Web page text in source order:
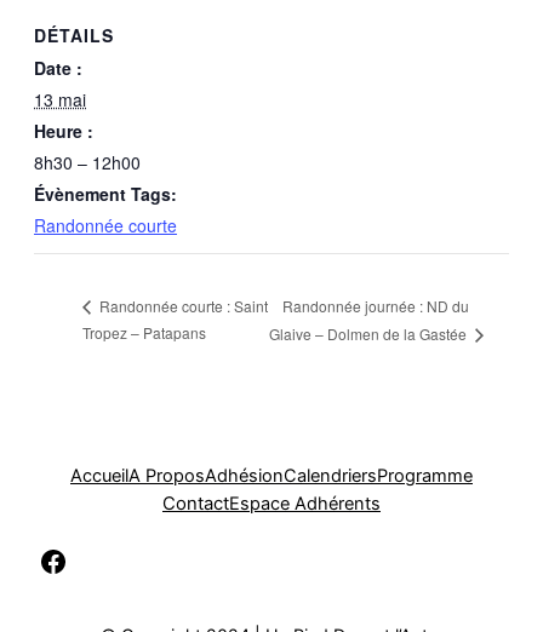
DÉTAILS
Date :
13 mai
Heure :
8h30 – 12h00
Évènement Tags:
Randonnée courte
Randonnée courte : Saint
Tropez – Patapans
Randonnée journée : ND du
Glaive – Dolmen de la Gastée
AccueilA ProposAdhésionCalendriersProgramme
ContactEspace Adhérents
Facebook